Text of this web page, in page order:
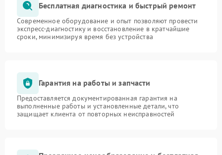
Бесплатная диагностика и быстрый ремонт
Современное оборудование и опыт позволяют провести
экспресс-диагностику и восстановление в кратчайшие
сроки, минимизируя время без устройства
Гарантия на работы и запчасти
Предоставляется документированная гарантия на
выполненные работы и установленные детали, что
защищает клиента от повторных неисправностей